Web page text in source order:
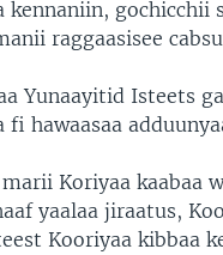
kennaniin, gochicchii
raggaasisee
Yunaayitid Isteets
fi hawaasaa
Koriyaa kaabaa
yaalaa jiraatus,
Kooriyaa kibbaa